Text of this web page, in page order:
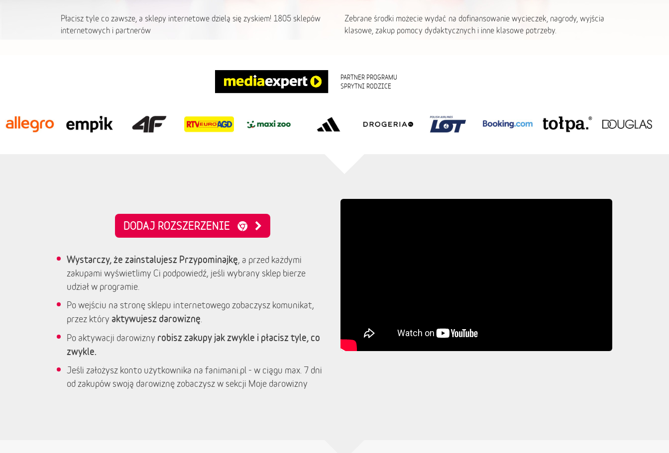
Płacisz tyle co zawsze, a sklepy internetowe dzielą się zyskiem! 1805 sklepów
internetowych i partnerów
Zebrane środki możecie wydać na dofinansowanie wycieczek, nagrody, wyjścia
klasowe, zakup pomocy dydaktycznych i inne klasowe potrzeby.
PARTNER PROGRAMU
SPRYTNI RODZICE
DODAJ ROZSZERZENIE
Wystarczy, że zainstalujesz Przypominajkę, a przed każdymi
zakupami wyświetlimy Ci podpowiedź, jeśli wybrany sklep bierze
udział w programie.
Po wejściu na stronę sklepu internetowego zobaczysz komunikat,
przez który aktywujesz darowiznę
Po aktywacji darowizny robisz zakupy jak zwykle i płacisz tyle, co
zwykle.
Jeśli założysz konto użytkownika na fanimani.pl - w ciągu max. 7 dni
od zakupów swoją darowiznę zobaczysz w sekcji Moje darowizny